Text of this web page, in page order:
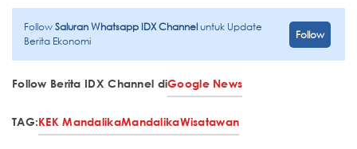
FollowSaluran Whatsapp IDX Channeluntuk Update
Berita Ekonomi
Follow
Follow Berita IDX Channel diGoogle News
TAG:KEK MandalikaMandalikaWisatawan